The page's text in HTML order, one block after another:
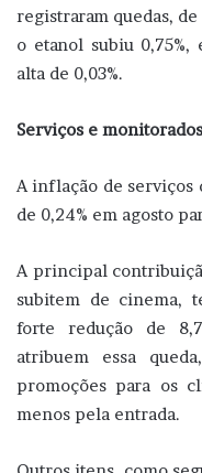
registraram quedas, de
o etanol subiu
alta de 0,03%.
Serviços e monitorados
A inflação de serviços
de 0,24% em agosto
A principal
subitem de cinema,
forte redução de
atribuem essa
promoções para os
menos pela entrada.